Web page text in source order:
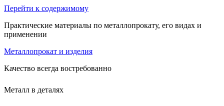
Перейти к содержимому
Практические материалы по металлопрокату, его видах и
применении
Металлопрокат и изделия
Качество всегда востребованно
Металл в деталях